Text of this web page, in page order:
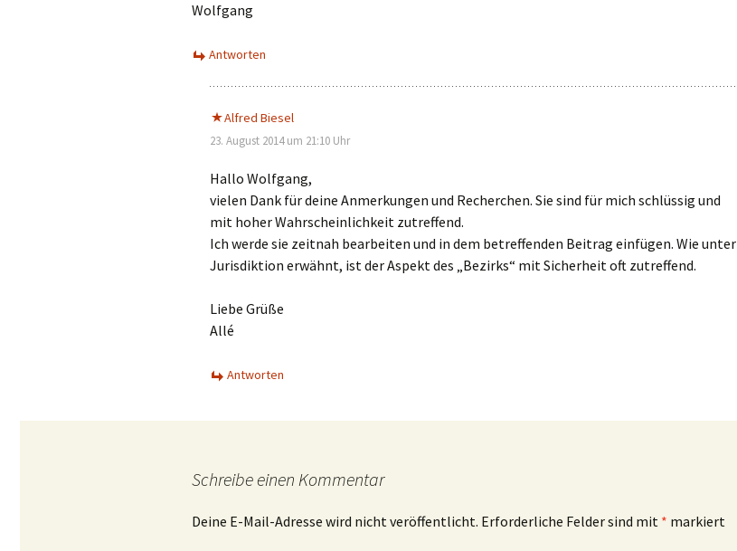
Wolfgang
Antworten
Alfred Biesel
23. August 2014 um 21:10 Uhr
Hallo Wolfgang,
vielen Dank für deine Anmerkungen und Recherchen. Sie sind für mich schlüssig und
mit hoher Wahrscheinlichkeit zutreffend.
Ich werde sie zeitnah bearbeiten und in dem betreffenden Beitrag einfügen. Wie unter
Jurisdiktion erwähnt, ist der Aspekt des „Bezirks“ mit Sicherheit oft zutreffend.
Liebe Grüße
Allé
Antworten
Schreibe einen Kommentar
Deine E-Mail-Adresse wird nicht veröffentlicht. Erforderliche Felder sind mit * markiert